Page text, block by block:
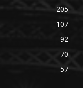
205
107
92
70
57